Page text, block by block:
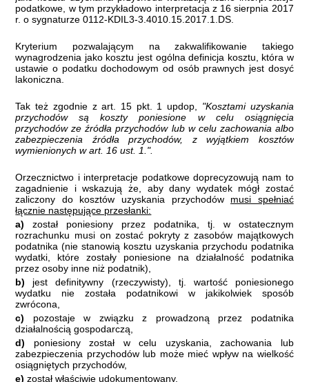
podatkowe, w tym przykładowo interpretacja z 16 sierpnia 2017
r. o sygnaturze 0112-KDIL3-3.4010.15.2017.1.DS.
Kryterium pozwalającym na zakwalifikowanie takiego
wynagrodzenia jako kosztu jest ogólna definicja kosztu, która w
ustawie o podatku dochodowym od osób prawnych jest dosyć
lakoniczna.
Tak też zgodnie z art. 15 pkt. 1 updop, "Kosztami uzyskania
przychodów są koszty poniesione w celu osiągnięcia
przychodów ze źródła przychodów lub w celu zachowania albo
zabezpieczenia źródła przychodów, z wyjątkiem kosztów
wymienionych w art. 16 ust. 1.".
Orzecznictwo i interpretacje podatkowe doprecyzowują nam to
zagadnienie i wskazują że, aby dany wydatek mógł zostać
zaliczony do kosztów uzyskania przychodów musi spełniać
łącznie następujące przesłanki:
a) został poniesiony przez podatnika, tj. w ostatecznym
rozrachunku musi on zostać pokryty z zasobów majątkowych
podatnika (nie stanowią kosztu uzyskania przychodu podatnika
wydatki, które zostały poniesione na działalność podatnika
przez osoby inne niż podatnik),
b) jest definitywny (rzeczywisty), tj. wartość poniesionego
wydatku nie została podatnikowi w jakikolwiek sposób
zwrócona,
c) pozostaje w związku z prowadzoną przez podatnika
działalnością gospodarczą,
d) poniesiony został w celu uzyskania, zachowania lub
zabezpieczenia przychodów lub może mieć wpływ na wielkość
osiągniętych przychodów,
e) został właściwie udokumentowany,